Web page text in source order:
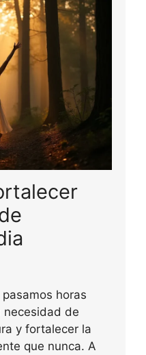
horas
necesidad de
y fortalecer la
que nunca. A